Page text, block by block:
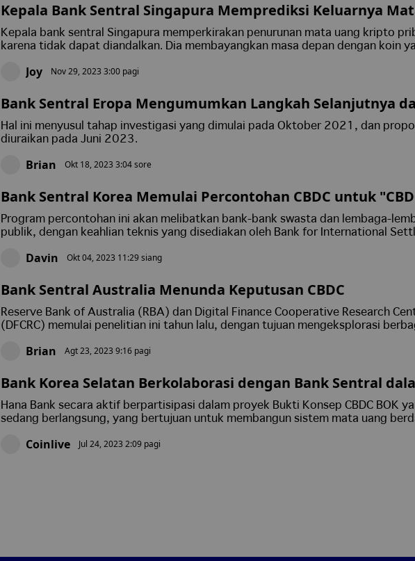
menyediakan alternatif keuangan selama ketidakstabilan ekonomi makro.
Kepala Bank Sentral Singapura Memprediksi Keluarnya
g Kripto Pribadi
Kepala bank sentral Singapura memperkirakan penurunan mata uang kripto
karena tidak dapat diandalkan. Dia membayangkan masa depan dengan koin
Bank of India. FSB menandai risiko dari perusahaan kripto yang kompleks,
sudah jelas, namun pengawasan yang kuat tetap penting.
Joy Nov 29, 2023 3:00 pagi
Bank Sentral Eropa Mengumumkan Langkah Selanjutnya
iatif Euro Digital
Hal ini menyusul tahap investigasi yang dimulai pada Oktober 2021, dan
diuraikan pada Juni 2023.
Brian Okt 18, 2023 3:04 sore
Bank Sentral Korea Memulai Percontohan CBDC untuk
ir"
Program percontohan ini akan melibatkan bank-bank swasta dan lembaga-
publik, dengan keahlian teknis yang disediakan oleh Bank for International
Davin Okt 04, 2023 11:29 siang
Bank Sentral Australia Menunda Keputusan CBDC
Reserve Bank of Australia (RBA) dan Digital Finance Cooperative Research
(DFCRC) memulai penelitian ini tahun lalu, dengan tujuan mengeksplorasi
Brian Agt 23, 2023 9:16 pagi
Bank Korea Selatan Berkolaborasi dengan Bank Sentral
contohan CBDC dan Deposit Tokenisasi
Hana Bank secara aktif berpartisipasi dalam proyek Bukti Konsep CBDC BOK
sedang berlangsung, yang bertujuan untuk membangun sistem mata uang
Coinlive Jul 24, 2023 2:09 pagi